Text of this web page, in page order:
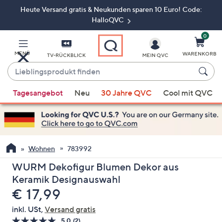
ZumHeute Versand gratis & Neukunden sparen 10 Euro! Code:
HalloQVC
MENÜ TV-RÜCKBLICK
Lieblingsprodukt
finden
Vorschläge
verfügbar
sind,
verwenden
Sie
die
Pfeiltasten
nach
oben
und
nach
MEIN QVC
0
WARENKORB
Tagesangebot Neu 30 Jahre QVC Cool mit QVC
Wohnen 783992
WURM Dekofigur Blumen Dekor aus
Keramik Designauswahl
Gelöscht
€ 17,99
inkl. USt, Versand gratis
5.0 (2)